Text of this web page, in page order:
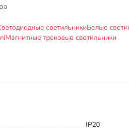
светильникиБелые
Магнитные трековые светильники
IP20